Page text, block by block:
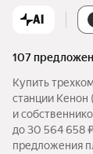
AI
107
Купить
станции Кенон
и
до 30 564 658
предложения